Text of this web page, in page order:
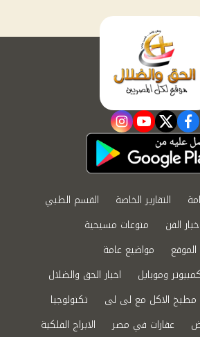
facebook
twitter
youtube
instagram
التقارير الخاصة
القسم الطبي
اخبار الفن
منوعات مسيحية
مواضيع عامة
كمبيوتر وموبايل
اخبار الحق والضلال
مطبخ الاكل مع لى لى
تكنولوجيا
عقارات في مصر الابراج الفلكية